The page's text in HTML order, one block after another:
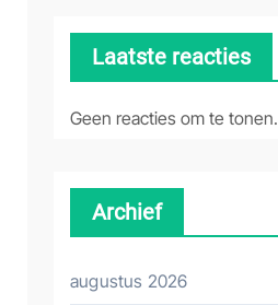
Laatste reacties
Geen reacties om te tonen.
Archief
augustus 2026